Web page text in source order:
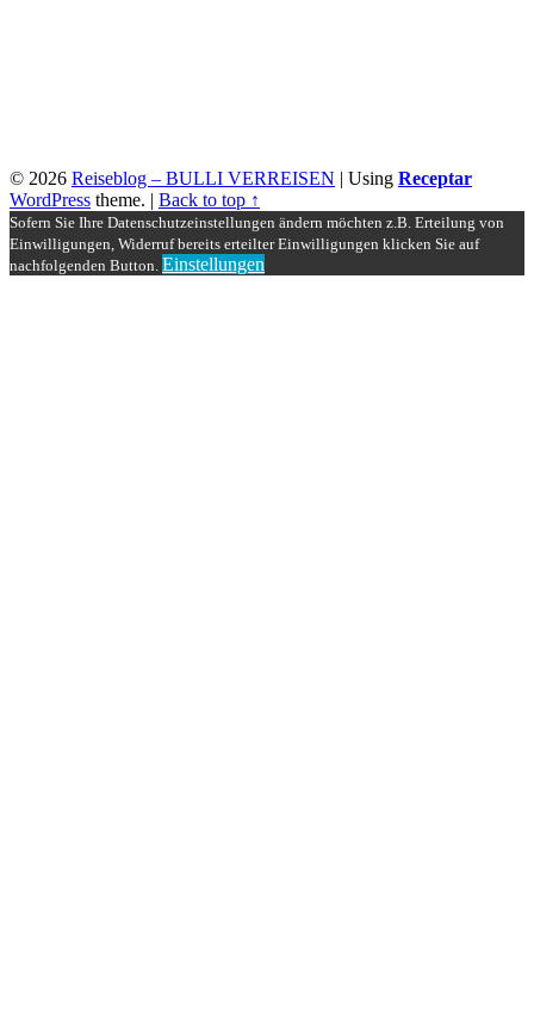
© 2026 Reiseblog – BULLI VERREISEN | Using Receptar
WordPress theme. | Back to top ↑
Sofern Sie Ihre Datenschutzeinstellungen ändern möchten z.B. Erteilung von
Einwilligungen, Widerruf bereits erteilter Einwilligungen klicken Sie auf
nachfolgenden Button. Einstellungen